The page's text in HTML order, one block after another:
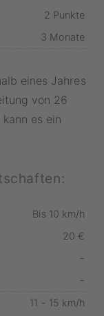
2 Punkte
3 Monate
eines Jahres
von 26
es ein
Bis 10 km/h
20 €
-
-
11 - 15 km/h